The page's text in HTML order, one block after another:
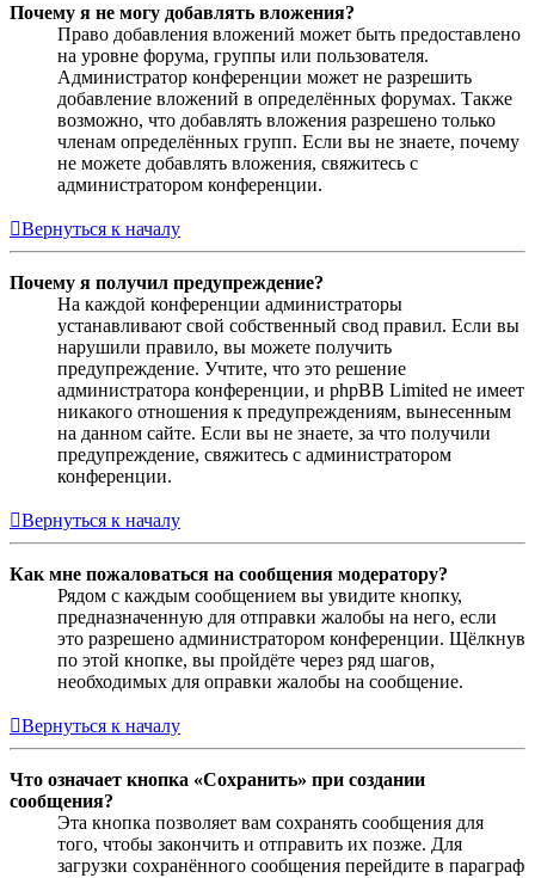
Почему я не могу добавлять вложения?
Право добавления вложений может быть предоставлено
на уровне форума, группы или пользователя.
Администратор конференции может не разрешить
добавление вложений в определённых форумах. Также
возможно, что добавлять вложения разрешено только
членам определённых групп. Если вы не знаете, почему
не можете добавлять вложения, свяжитесь с
администратором конференции.
Вернуться к началу
Почему я получил предупреждение?
На каждой конференции администраторы
устанавливают свой собственный свод правил. Если вы
нарушили правило, вы можете получить
предупреждение. Учтите, что это решение
администратора конференции, и phpBB Limited не имеет
никакого отношения к предупреждениям, вынесенным
на данном сайте. Если вы не знаете, за что получили
предупреждение, свяжитесь с администратором
конференции.
Вернуться к началу
Как мне пожаловаться на сообщения модератору?
Рядом с каждым сообщением вы увидите кнопку,
предназначенную для отправки жалобы на него, если
это разрешено администратором конференции. Щёлкнув
по этой кнопке, вы пройдёте через ряд шагов,
необходимых для оправки жалобы на сообщение.
Вернуться к началу
Что означает кнопка «Сохранить» при создании
сообщения?
Эта кнопка позволяет вам сохранять сообщения для
того, чтобы закончить и отправить их позже. Для
загрузки сохранённого сообщения перейдите в параграф